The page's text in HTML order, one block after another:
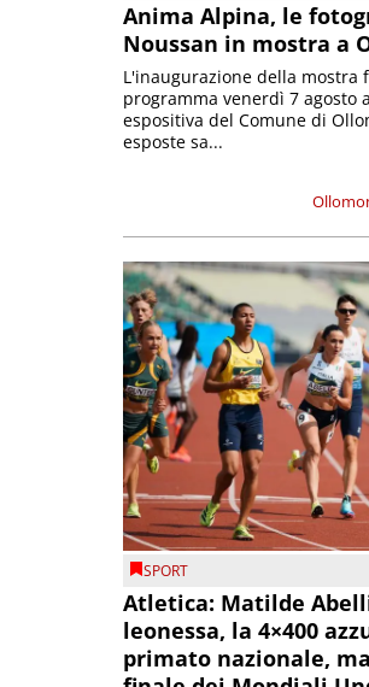
Anima Alpina, le
Noussan in mostra a
L'inaugurazione della mostra
programma venerdì 7 agosto
espositiva del Comune di
esposte sa...
SPORT
Atletica: Matilde
leonessa, la 4×400
primato nazionale,